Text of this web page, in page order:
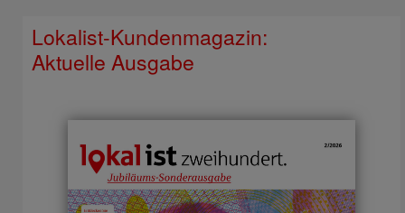
Lokalist-Kundenmagazin:
Aktuelle Ausgabe